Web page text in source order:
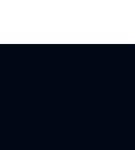
a las misas de eterno descanso